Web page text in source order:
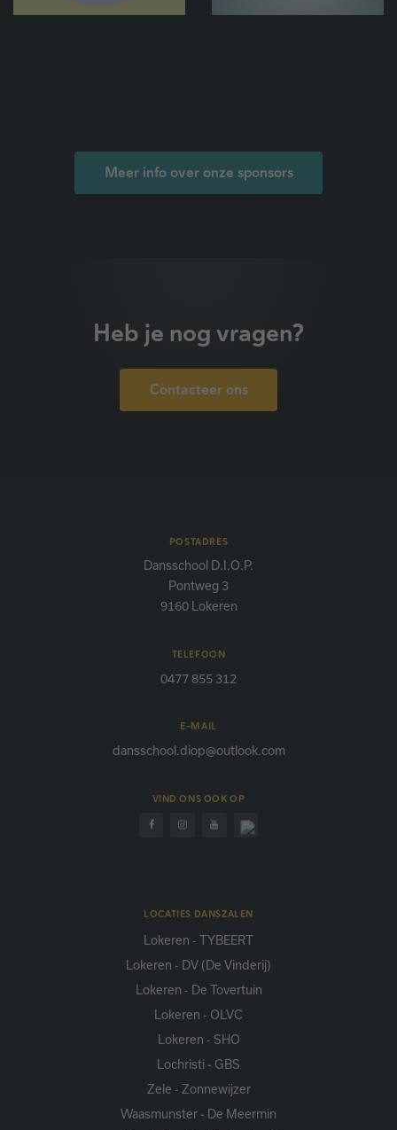
Meer info over onze sponsors
Heb je nog vragen?
Contacteer ons
POSTADRES
Dansschool D.I.O.P.
Pontweg 3
9160 Lokeren
TELEFOON
0477 855 312
E-MAIL
dansschool.diop@outlook.com
VIND ONS OOK OP
LOCATIES DANSZALEN
Lokeren - TYBEERT
Lokeren - DV (De Vinderij)
Lokeren - De Tovertuin
Lokeren - OLVC
Lokeren - SHO
Lochristi - GBS
Zele - Zonnewijzer
Waasmunster - De Meermin